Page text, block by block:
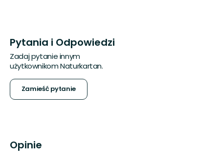
Pytania i Odpowiedzi
Zadaj pytanie innym
użytkownikom Naturkartan.
Zamieść pytanie
Opinie